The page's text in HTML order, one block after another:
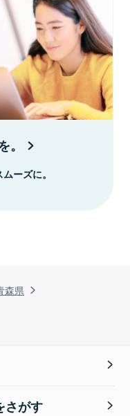
森県
。
ーズに。
さがす